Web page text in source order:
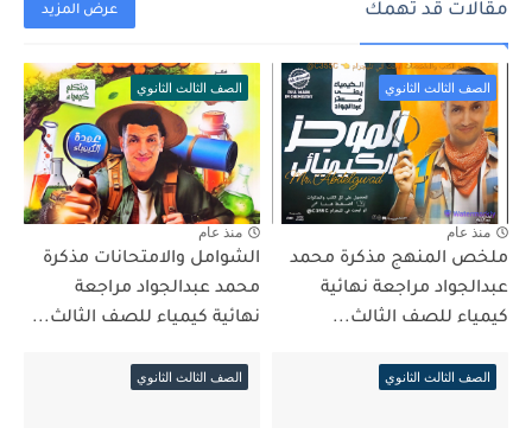
مقالات قد تهمك عرض المزيد
الصف الثالث الثانوي
منذ عام
ملخص المنهج مذكرة محمد
عبدالجواد مراجعة نهائية
كيمياء للصف الثالث...
الصف الثالث الثانوي
منذ عام
الشوامل والامتحانات مذكرة
محمد عبدالجواد مراجعة
نهائية كيمياء للصف الثالث...
الصف الثالث الثانوي الصف الثالث الثانوي